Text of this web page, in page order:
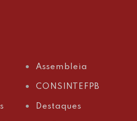
Assembleia
CONSINTEFPB
Destaques